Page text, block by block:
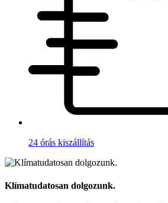
24 órás kiszállítás
Klímatudatosan dolgozunk.